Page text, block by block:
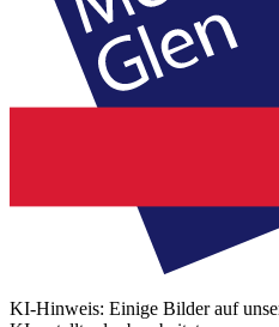
KI-Hinweis: Einige Bilder auf